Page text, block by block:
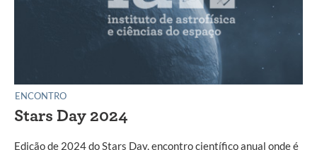
ENCONTRO
Stars Day 2024
Edição de 2024 do Stars Day, encontro científico anual onde é